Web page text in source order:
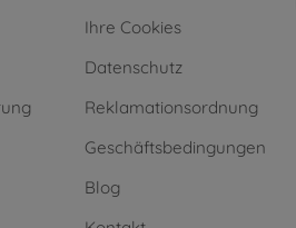
Ihre Cookies
Datenschutz
Reklamationsordnung
Geschäftsbedingungen
Blog